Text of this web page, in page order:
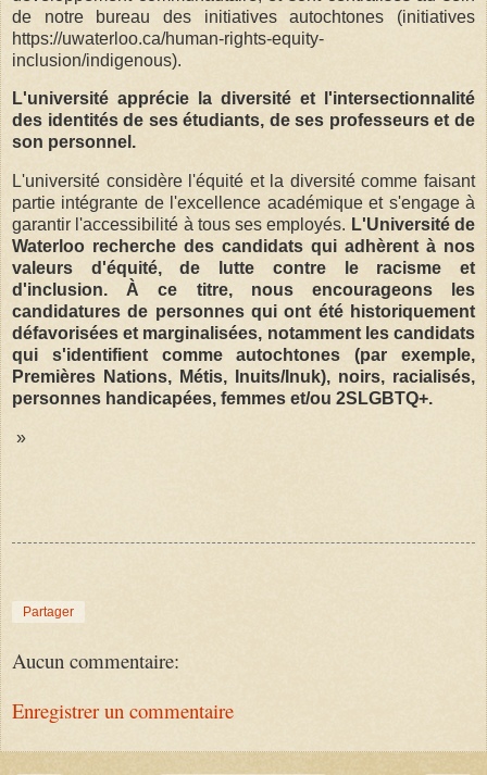
de notre bureau des initiatives autochtones (initiatives
https://uwaterloo.ca/human-rights-equity-
inclusion/indigenous).
L'université apprécie la diversité et l'intersectionnalité
des identités de ses étudiants, de ses professeurs et de
son personnel.
L'université considère l'équité et la diversité comme faisant
partie intégrante de l'excellence académique et s'engage à
garantir l'accessibilité à tous ses employés. L'Université de
Waterloo recherche des candidats qui adhèrent à nos
valeurs d'équité, de lutte contre le racisme et
d'inclusion. À ce titre, nous encourageons les
candidatures de personnes qui ont été historiquement
défavorisées et marginalisées, notamment les candidats
qui s'identifient comme autochtones (par exemple,
Premières Nations, Métis, Inuits/Inuk), noirs, racialisés,
personnes handicapées, femmes et/ou 2SLGBTQ+.
»
Partager
Aucun commentaire:
Enregistrer un commentaire